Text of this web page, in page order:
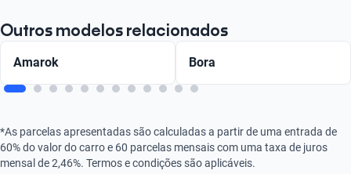
Outros modelos relacionados
Amarok Bora
*As parcelas apresentadas são calculadas a partir de uma entrada de
60% do valor do carro e 60 parcelas mensais com uma taxa de juros
mensal de 2,46%. Termos e condições são aplicáveis.